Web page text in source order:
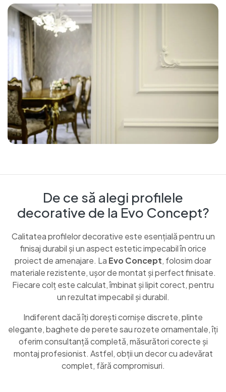
De ce să alegi profilele
decorative de la Evo Concept?
Calitatea profilelor decorative este esențială pentru un
finisaj durabil și un aspect estetic impecabil în orice
proiect de amenajare. La Evo Concept, folosim doar
materiale rezistente, ușor de montat și perfect finisate.
Fiecare colț este calculat, îmbinat și lipit corect, pentru
un rezultat impecabil și durabil.
Indiferent dacă îți dorești cornișe discrete, plinte
elegante, baghete de perete sau rozete ornamentale, îți
oferim consultanță completă, măsurători corecte și
montaj profesionist. Astfel, obții un decor cu adevărat
complet, fără compromisuri.